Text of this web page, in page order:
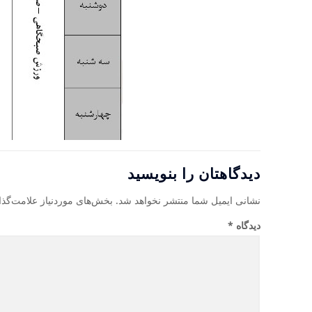
دیدگاهتان را بنویسید
نشانی ایمیل شما منتشر نخواهد شد. بخش‌های موردنیاز
دیدگاه *